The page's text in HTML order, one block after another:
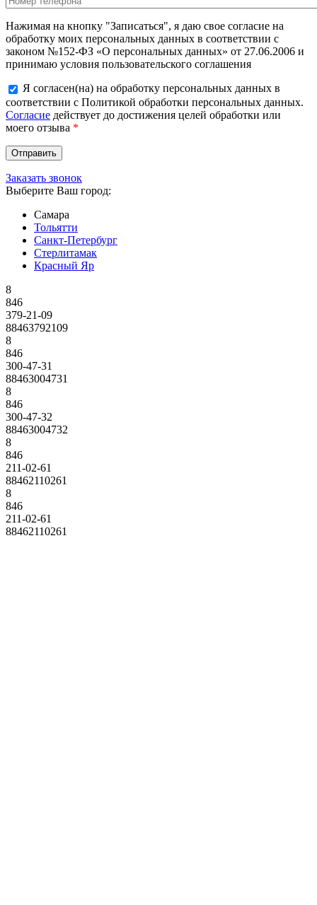
Нажимая на кнопку "Записаться", я даю свое согласие на
обработку моих персональных данных в соответствии с
законом №152-ФЗ «О персональных данных» от 27.06.2006 и
принимаю условия пользовательского соглашения
Я согласен(на) на обработку персональных данных в
соответствии с Политикой обработки персональных данных.
Согласие действует до достижения целей обработки или
моего отзыва *
Заказать звонок
Выберите Ваш город:
Самара
Тольятти
Санкт-Петербург
Стерлитамак
Красный Яр
8
846
379-21-09
88463792109
8
846
300-47-31
88463004731
8
846
300-47-32
88463004732
8
846
211-02-61
88462110261
8
846
211-02-61
88462110261